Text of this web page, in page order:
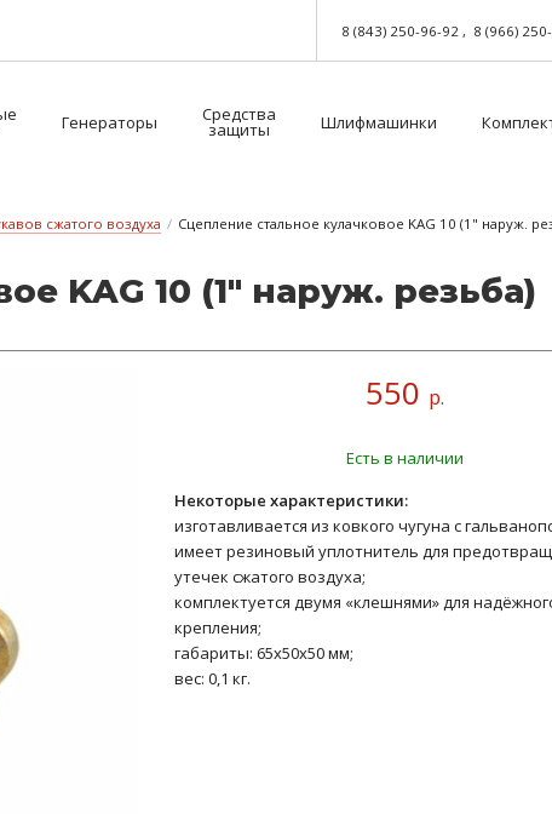
8 (843) 250-96-92 8 (966)
Генераторы Средства
защиты Шлифмашинки
сжатого воздуха / Сцепление стальное кулачковое KAG 10 (1" наруж.
KAG 10 (1" на­руж. резь­ба)
550 р.
Есть в наличии
Некоторые характеристики:
изготавливается из ковкого чугуна с
имеет резиновый уплотнитель для
утечек сжатого воздуха;
комплектуется двумя «клешнями» для
крепления;
габариты: 65х50х50 мм;
вес: 0,1 кг.